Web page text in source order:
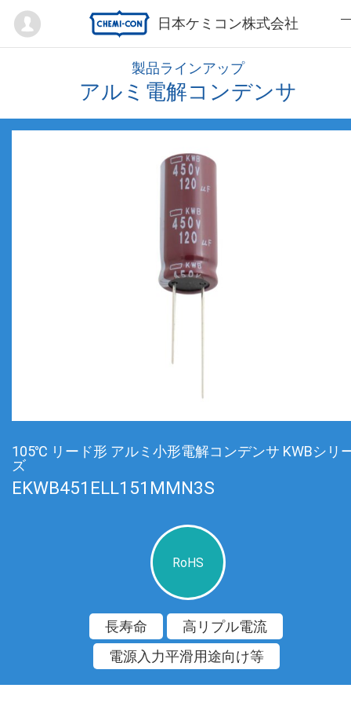
日本ケミコン株式会社
Mypage
製品ラインアップ
アルミ電解コンデンサ
105℃ リード形 アルミ小形電解コンデンサ KWBシリ
ズ
EKWB451ELL151MMN3S
RoHS
長寿命
高リプル電流
電源入力平滑用途向け等